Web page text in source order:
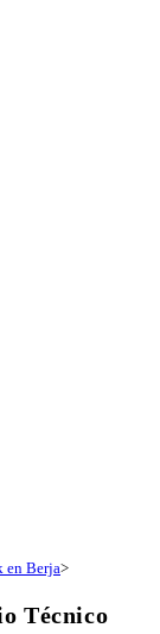
en Berja>
Técnico